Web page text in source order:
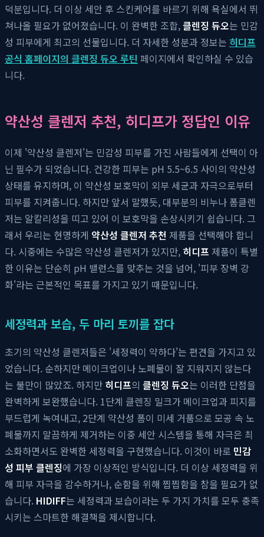
덕분입니다. 더 이상 세안 후 스킨케어를 바르기 위해 욕실에서 뛰
쳐나올 필요가 없어졌습니다. 이 완벽한 조합,클렌징 듀오는 민감
성 피부에게 최고의 선물입니다. 더 자세한 성분과 정보는 히디프
공식 홈페이지의 클렌징 듀오 루틴 페이지에서 확인하실 수 있습
니다.
약산성 클렌저 추천, 히디프가 정답인 이유
이제 '약산성 클렌저'는 민감성 피부를 가진 사람들에게 선택이 아
닌 필수가 되었습니다. 건강한 피부는 pH 5.5~6.5 사이의 약산성
상태를 유지하며, 이 약산성 보호막이 외부 세균과 자극으로부터
피부를 지켜줍니다. 하지만 앞서 말했듯, 대부분의 비누나 폼클렌
저는 알칼리성을 띠고 있어 이 보호막을 손상시키기 쉽습니다. 그
래서 우리는 현명하게 약산성 클렌저 추천 제품을 선택해야 합니
다. 시중에는 수많은 약산성 클렌저가 있지만, 히디프 제품이 특별
한 이유는 단순히 pH 밸런스를 맞추는 것을 넘어, '피부 장벽 강
화'라는 근본적인 목표를 가지고 있기 때문입니다.
세정력과 보습, 두 마리 토끼를 잡다
초기의 약산성 클렌저들은 '세정력이 약하다'는 편견을 가지고 있
었습니다. 순하지만 메이크업이나 노폐물이 잘 지워지지 않는다
는 불만이 많았죠. 하지만 히디프의 클렌징 듀오는 이러한 단점을
완벽하게 보완했습니다. 1단계 클렌징 밀크가 메이크업과 피지를
부드럽게 녹여내고, 2단계 약산성 폼이 미세 거품으로 모공 속 노
폐물까지 말끔하게 제거하는 이중 세안 시스템을 통해 자극은 최
소화하면서도 완벽한 세정력을 구현했습니다. 이것이 바로 민감
성 피부 클렌징에 가장 이상적인 방식입니다. 더 이상 세정력을 위
해 피부 자극을 감수하거나, 순함을 위해 찝찝함을 참을 필요가 없
습니다. HIDIFF는 세정력과 보습이라는 두 가지 가치를 모두 충족
시키는 스마트한 해결책을 제시합니다.